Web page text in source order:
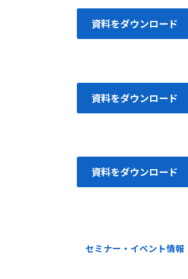
資料をダウンロード
資料をダウンロード
資料をダウンロード
セミナー・イベント情報